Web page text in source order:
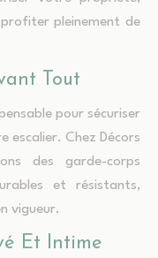
pleinement de
Tout
pour sécuriser
Chez Décors
des garde-corps
et résistants,
vigueur.
Et Intime